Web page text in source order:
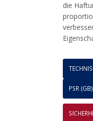
die
PSR (GB)